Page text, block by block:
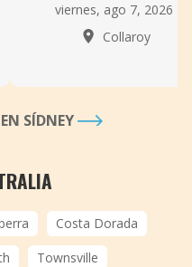
viernes, ago 7, 2026
Collaroy
SÍDNEY
Costa Dorada
Townsville